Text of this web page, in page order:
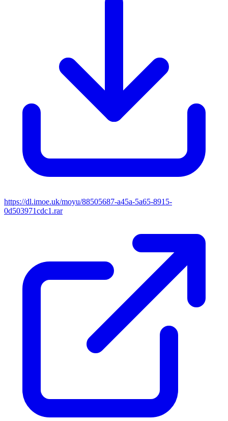
https://dl.imoe.uk/moyu/88505687-a45a-5a65-8915-
0d503971cdc1.rar